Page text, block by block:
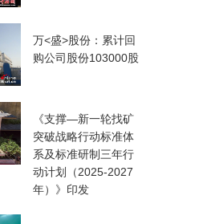
万<盛>股份：累计回
购公司股份103000股
《支撑—新一轮找矿
突破战略行动标准体
系及标准研制三年行
动计划（2025-2027
年）》印发